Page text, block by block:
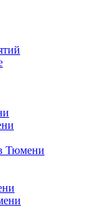
Тюмени